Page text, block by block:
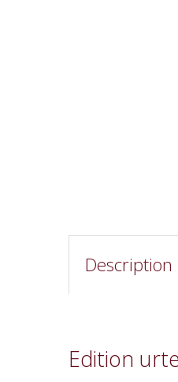
Description
Edition